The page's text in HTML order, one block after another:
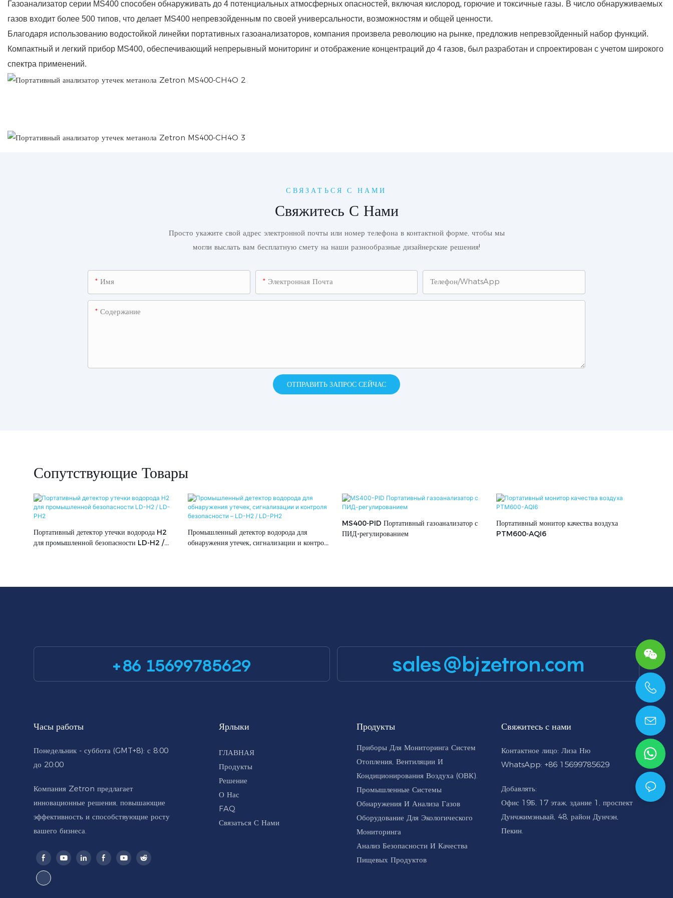
Газоанализатор серии MS400 способен обнаруживать до 4 потенциальных атмосферных опасностей, включая кислород, горючие и токсичные газы. В число обнаруживаемых
газов входит более 500 типов, что делает MS400 непревзойденным по своей универсальности, возможностям и общей ценности.
Благодаря использованию водостойкой линейки портативных газоанализаторов, компания произвела революцию на рынке, предложив непревзойденный набор функций.
Компактный и легкий прибор MS400, обеспечивающий непрерывный мониторинг и отображение концентраций до 4 газов, был разработан и спроектирован с учетом широкого
спектра применений.
СВЯЗАТЬСЯ С НАМИ
Свяжитесь С Нами
Просто укажите свой адрес электронной почты или номер телефона в контактной форме, чтобы мы
могли выслать вам бесплатную смету на наши разнообразные дизайнерские решения!
Имя Электронная Почта Телефон/WhatsApp
Содержание
ОТПРАВИТЬ ЗАПРОС СЕЙЧАС
Сопутствующие Товары
Портативный детектор утечки водорода H2
для промышленной безопасности LD-H2 /
Промышленный детектор водорода для
обнаружения утечек, сигнализации и контроля
MS400-PID Портативный газоанализатор с
ПИД-регулированием
Портативный монитор качества воздуха
PTM600-AQI6
+86 15699785629 sales@bjzetron.com
Часы работы
Понедельник - суббота (GMT+8): с 8:00
до 20:00
Компания Zetron предлагает
инновационные решения, повышающие
эффективность и способствующие росту
вашего бизнеса.
Ярлыки
ГЛАВНАЯ
Продукты
Решение
О Нас
FAQ
Связаться С Нами
Продукты
Приборы Для Мониторинга Систем
Отопления, Вентиляции И
Кондиционирования Воздуха (ОВК).
Промышленные Системы
Обнаружения И Анализа Газов
Оборудование Для Экологического
Мониторинга
Анализ Безопасности И Качества
Пищевых Продуктов
Свяжитесь с нами
Контактное лицо: Лиза Ню
WhatsApp: +86 15699785629
Добавлять:
Офис 19Б, 17 этаж, здание 1, проспект
Дунчжимэньвай, 48, район Дунчэн,
Пекин.